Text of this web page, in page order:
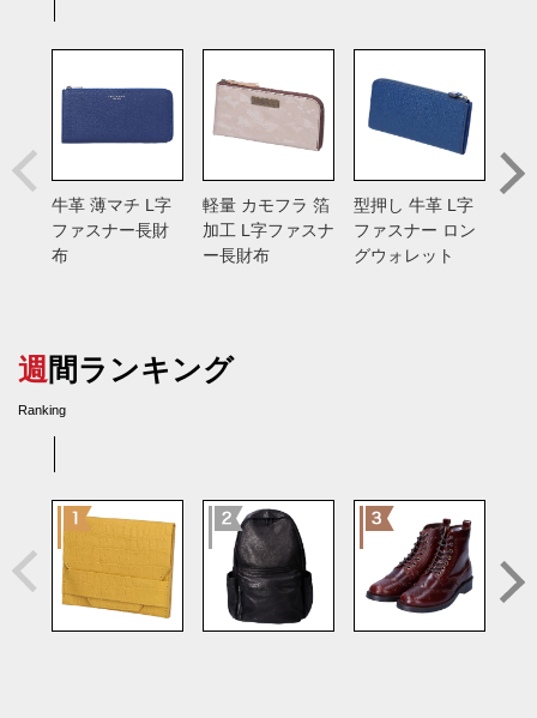
牛革 薄マチ L字
ファスナー長財
布
軽量 カモフラ 箔
加工 L字ファスナ
ー長財布
型押し 牛革 L字
ファスナー ロン
グウォレット
週間ランキング
Ranking